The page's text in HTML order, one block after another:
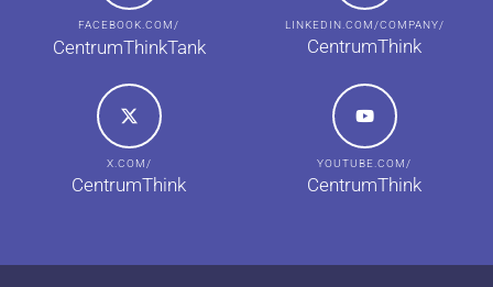
FACEBOOK.COM/
CentrumThinkTank
LINKEDIN.COM/COMPANY/
CentrumThink
X.COM/
CentrumThink
YOUTUBE.COM/
CentrumThink